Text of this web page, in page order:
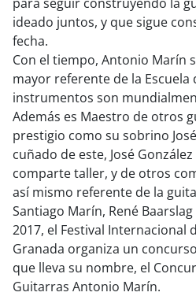
ideado juntos, y que sigue
fecha.
Con el tiempo, Antonio Marín
mayor referente de la Escuela
instrumentos son
Además es Maestro de otros
prestigio como su sobrino
cuñado de este, José
comparte taller, y de otros
así mismo referente de la
Santiago Marín, René
2017, el Festival Internacional
Granada organiza un
que lleva su nombre, el
Guitarras Antonio Marín.